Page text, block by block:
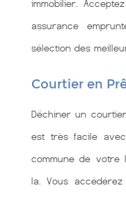
immobilier.
assurance
sélection des
Courtier en
Déchiner un
est très facile
commune de votre
la. Vous